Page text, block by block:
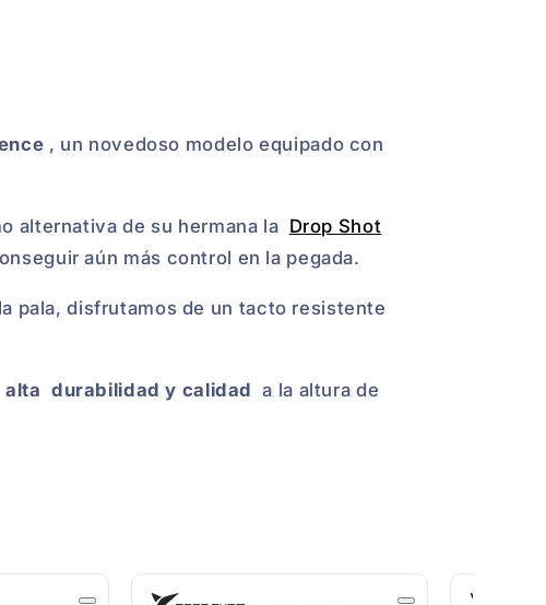
, un novedoso modelo equipado con
alternativa de su hermana la Drop Shot
aún más control en la pegada.
pala, disfrutamos de un tacto resistente
alta durabilidad y calidad a la altura de